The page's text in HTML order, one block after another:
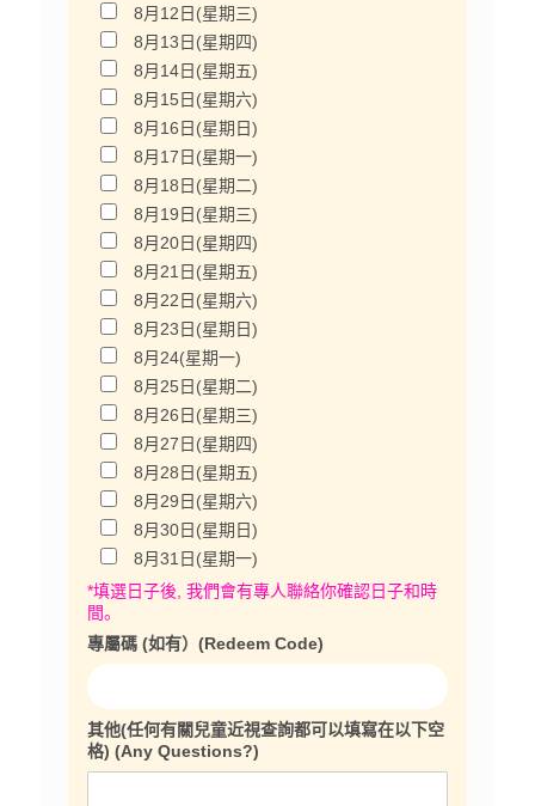
8月12日(星期三)
8月13日(星期四)
8月14日(星期五)
8月15日(星期六)
8月16日(星期日)
8月17日(星期一)
8月18日(星期二)
8月19日(星期三)
8月20日(星期四)
8月21日(星期五)
8月22日(星期六)
8月23日(星期日)
8月24(星期一)
8月25日(星期二)
8月26日(星期三)
8月27日(星期四)
8月28日(星期五)
8月29日(星期六)
8月30日(星期日)
8月31日(星期一)
*填選日子後, 我們會有專人聯絡你確認日子和時
間。
專屬碼 (如有）(Redeem Code)
其他(任何有關兒童近視查詢都可以填寫在以下空
格) (Any Questions?)